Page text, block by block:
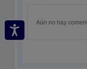
Aún no hay